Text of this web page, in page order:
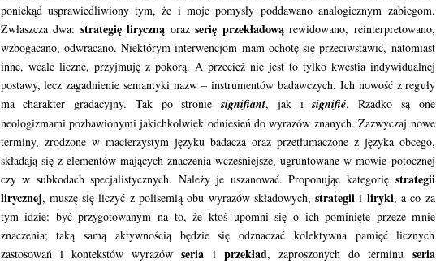
poniekąd usprawiedliwiony tym, że i moje pomysły poddawano analogicznym zabiegom.
Zwłaszcza dwa: strategię liryczną oraz serię przekładowąrewidowano, reinterpretowano,
wzbogacano, odwracano. Niektórym interwencjom mam ochotę się przeciwstawić, natomiast
inne, wcale liczne, przyjmuję z pokorą. A przecież nie jest to tylko kwestia indywidualnej
postawy, lecz zagadnienie semantyki nazw – instrumentów badawczych. Ich nowość z reguły
ma charakter gradacyjny. Tak po stroniesignifiant, jak isignifié. Rzadko są one
neologizmami pozbawionymi jakichkolwiek odniesień do wyrazów znanych. Zazwyczaj nowe
terminy, zrodzone w macierzystym języku badacza oraz przetłumaczone z języka obcego,
składają się z elementów mających znaczenia wcześniejsze, ugruntowane w mowie potocznej
czy w subkodach specjalistycznych. Należy je uszanować. Proponując kategorię strategii
lirycznej, muszę się liczyć z polisemią obu wyrazów składowych,strategii i liryki, a co za
tym idzie: być przygotowanym na to, że ktoś upomni się o ich pominięte przeze mnie
znaczenia; taką samą aktywnością będzie się odznaczać kolektywna pamięć licznych
zastosowań i kontekstów wyrazówseria i przekład, zaproszonych do terminu seria